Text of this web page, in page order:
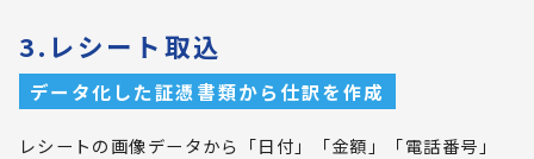
3.レシート取込
データ化した証憑書類から仕訳を作成
レシートの画像データから「日付」「金額」「電話番号」